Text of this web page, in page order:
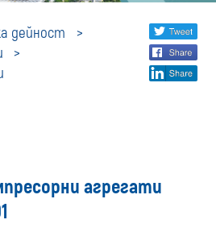
дейност
Пазарни
консултации
Share
social
агрегати